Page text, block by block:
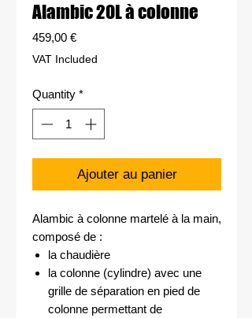
Alambic 20L à colonne
459,00 €Price
VAT Included
Quantity *
Ajouter au panier
Alambic à colonne martelé à la main,
composé de :
la chaudière
la colonne (cylindre) avec une
grille de séparation en pied de
colonne permettant de